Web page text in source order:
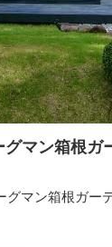
グマン箱根ガー